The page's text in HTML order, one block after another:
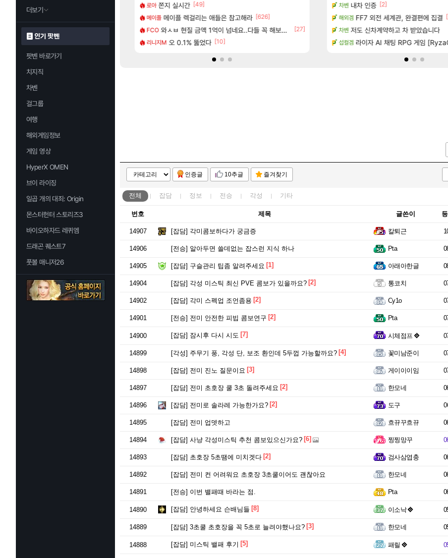
더보기
인기 팟벤
팟벤 바로가기
치지직
차벤
걸그룹
여행
해외게임정보
게임 영상
HyperX OMEN
브이 라이징
일곱 개의 대죄: Origin
몬스터헌터 스토리즈3
바이오하자드 레퀴엠
드래곤 퀘스트7
풋볼 매니저26
코 시ㅡ발련아 [327]
스피드 효율 요약 [44]
로아 쫀지 실시간 [49]
메이플 메이플 렉걸리는 애들은 참고해라 [626]
FCO 와ㅅㅂ 현질 금액 1억이 넘네요..다들 꼭 해보십셔ㅁㅊ
[27]
리니지M 오 0.1% 뚫었다 [10]
LoL 문도가 너무 후진입만 하려고하던데
로아 오늘 갑자기 떡상한 팔찌옵션 [33]
리니지M 오 미쳣네.. [6]
로아 [벨가르딘] 나이트메어 클리어 TOP10 알려
신작 서브컬쳐 게임 [펄 인 블루] 티저 사이트 오픈
길찾기/지도 공략 (1 ~ 12장)
트 때는 로비에 온라인 기능이 있는데
아스오라 「에린」 컨셉 포스터 공개
여행 7년만에 가족여행을 다녀왔습니다. [1]
비스트 쿠를 먼저 보내서 기습하는 법
리싱크드 리싱크드 1.06 패치노트 (8/5)
차벤 내차 인증 [2]
해외겜 FF7 외전 세계관, 완결편에 집결
차벤 저도 신차계약하고 차 받았습니다
섭컬겜 라이자 AI 채팅 RPG 게임
인증글 10추글 즐겨찾기
전체 잡담 정보 전승 각성 기타
번호 제목 글쓴이
14907 [잡담] 각미콤보하다가 궁금증 칼퇴근
14906 [전승] 알아두면 쓸데없는 잡스런 지식 하나 Pta
14905 [잡담] 구슬관리 팁좀 알려주세요 [1] 아래아한글
14904 [잡담] 각성 미스틱 최신 PVE 콤보가 있을까요? [2] 통코치
14902 [잡담] 각미 스펙업 조언좀용 [2] Cy1o
14901 [전승] 전미 안전한 피빕 콤보연구 [2] Pta
14900 [잡담] 잠시후 다시 시도 [7] 시체점프
14899 [각성] 주무기 풍, 각성 단, 보조 환인데 5두껍 가능할까요? [4] 꽃미남준이
14898 [잡담] 전미 진노 질문이요 [3] 게이이이임
14897 [잡담] 전미 초호장 쿨 3초 돌려주세요 [2] 한모네
14896 [잡담] 전미로 솔라레 가능한가요? [2] 도구
14895 [잡담] 전미 업뎃하고 흐뀨꾸흐뀨
14894 [잡담] 사냥 각성미스틱 추천 콤보있으신가요? [6] 찡찡망꾸
14893 [잡담] 초호장 5초땜에 미치겟다 [2] 검사삼엽충
14892 [잡담] 전미 컨 어려워요 초호장 3초쿨이어도 괜찮아요 한모네
14891 [전승] 이번 밸패때 바라는 점. Pta
14890 [잡담] 안녕하세요 슨배님들 [8] 이소낙
14889 [잡담] 3초쿨 초호장을 꼭 5초로 늘려야했나요? [3] 한모네
14888 [잡담] 미스틱 밸패 후기 [5] 패릴